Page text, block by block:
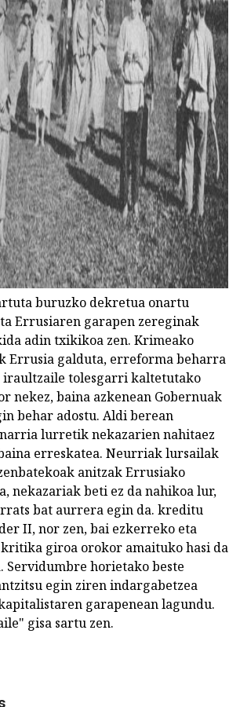
ad
buruzko dekretua onartu
Errusiaren garapen zereginak
adin txikikoa zen. Krimeako
Errusia galduta, erreforma beharra
iraultzaile tolesgarri kaltetutako
nekez, baina azkenean Gobernuak
behar adostu. Aldi berean
lurretik nekazarien nahitaez
erreskatea. Neurriak lursailak
anitzak Errusiako
nekazariak beti ez da nahikoa lur,
bat aurrera egin da. kreditu
II, nor zen, bai ezkerreko eta
giroa orokor amaituko hasi da
Servidumbre horietako beste
egin ziren indargabetzea
garapenean lagundu.
gisa sartu zen.